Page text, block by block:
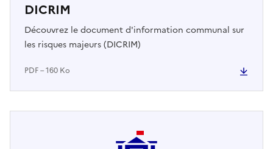
DICRIM
PDF – 160 Ko
Découvrez le document d'information communal sur
les risques majeurs (DICRIM)